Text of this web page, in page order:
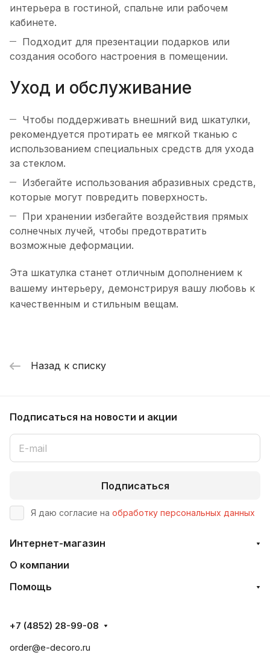
интерьера в гостиной, спальне или рабочем
кабинете.
Подходит для презентации подарков или
создания особого настроения в помещении.
Уход и обслуживание
Чтобы поддерживать внешний вид шкатулки,
рекомендуется протирать ее мягкой тканью с
использованием специальных средств для ухода
за стеклом.
Избегайте использования абразивных средств,
которые могут повредить поверхность.
При хранении избегайте воздействия прямых
солнечных лучей, чтобы предотвратить
возможные деформации.
Эта шкатулка станет отличным дополнением к
вашему интерьеру, демонстрируя вашу любовь к
качественным и стильным вещам.
Назад к списку
Подписаться на новости и акции
Подписаться
Я даю согласие на обработку персональных данных
Интернет-магазин
О компании
Помощь
+7 (4852) 28-99-08
order@e-decoro.ru